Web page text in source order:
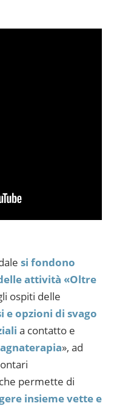
si fondono
attività «Oltre
ospiti delle
e opzioni di svago
a contatto e
», ad
permette di
insieme vette e